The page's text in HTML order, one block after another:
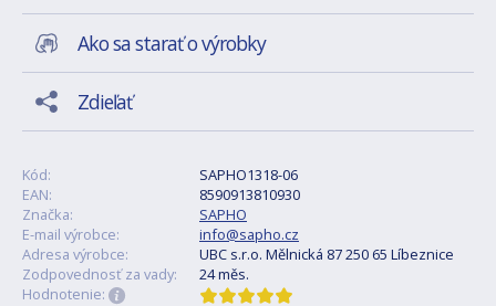
Ako sa starať o výrobky
Zdieľať
Kód:
SAPHO1318-06
EAN:
8590913810930
Značka:
SAPHO
E-mail výrobce:
info@sapho.cz
Adresa výrobce:
UBC s.r.o. Mělnická 87 250 65 Líbeznice
Zodpovednosť za vady:
24 měs.
Hodnotenie: